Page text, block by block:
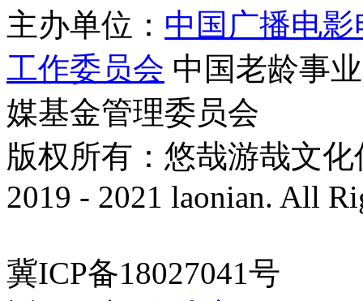
主办单位： 中国广播电
工作委员会 中国老龄事
媒基金管理委员会
版权所有：悠哉游哉文
2019 - 2021 laonian. All
冀ICP备18027041号